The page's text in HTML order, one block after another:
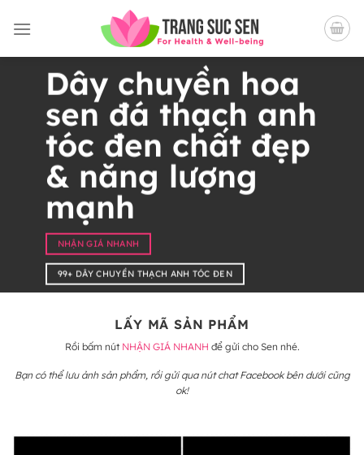
qua
Dây chuyền hoa
sen đá thạch anh
tóc đen chất đẹp
& năng lượng
mạnh
NHẬN GIÁ NHANH
99+ DÂY CHUYỀN THẠCH ANH TÓC ĐEN
LẤY MÃ SẢN PHẨM
Rồi bấm nút NHẬN GIÁ NHANH để gửi cho Sen nhé.
Bạn có thể lưu ảnh sản phẩm, rồi gửi qua nút chat Facebook bên dưới cũng
ok!